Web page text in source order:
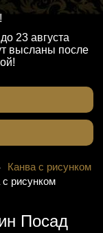
23 августа
высланы после
Канва с рисунком
с рисунком
Посад